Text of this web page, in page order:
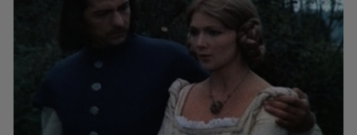
acolo: Mai încet, fă ...